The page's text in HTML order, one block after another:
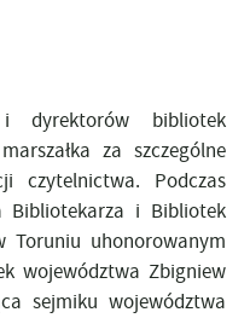
i dyrektorów bibliotek
za szczególne
czytelnictwa. Podczas
Bibliotekarza i Bibliotek
Toruniu uhonorowanym
województwa Zbigniew
sejmiku województwa